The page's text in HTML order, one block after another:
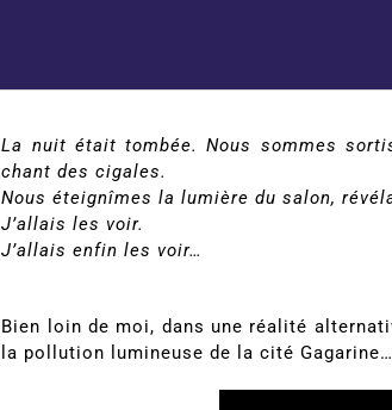
La nuit était tombée. Nous sommes
chant des cigales.
Nous éteignîmes la lumière du salon,
J’allais les voir.
J’allais enfin les voir…
Bien loin de moi, dans une réalité
la pollution lumineuse de la cité Gagarine…